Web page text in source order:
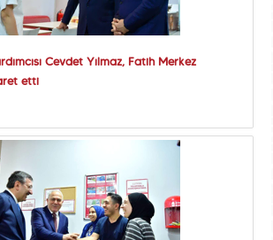
Cevdet Yılmaz, Fatih Merkez
etti